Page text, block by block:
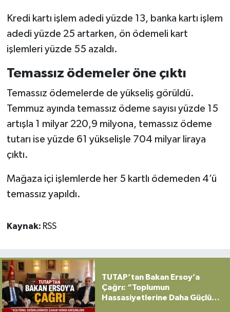
Kredi kartı işlem adedi yüzde 13, banka kartı işlem
adedi yüzde 25 artarken, ön ödemeli kart
işlemleri yüzde 55 azaldı.
Temassız ödemeler öne çıktı
Temassız ödemelerde de yükseliş görüldü.
Temmuz ayında temassız ödeme sayısı yüzde 15
artışla 1 milyar 220,9 milyona, temassız ödeme
tutarı ise yüzde 61 yükselişle 704 milyar liraya
çıktı.
Mağaza içi işlemlerde her 5 kartlı ödemeden 4’ü
temassız yapıldı.
Kaynak: RSS
TUTAP’tan Bakan Ersoy’a
Çağrı: “Toplumun
Hassasiyetlerine Daha Güçlü